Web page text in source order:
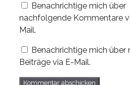
Benachrichtige mich über
nachfolgende Kommentare
Mail.
Benachrichtige mich über
Beiträge via E-Mail.